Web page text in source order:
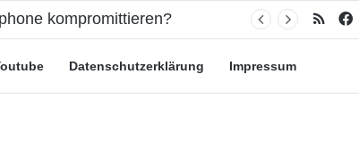
echte Vorteile? RSS
Datenschutzerklärung Impressum